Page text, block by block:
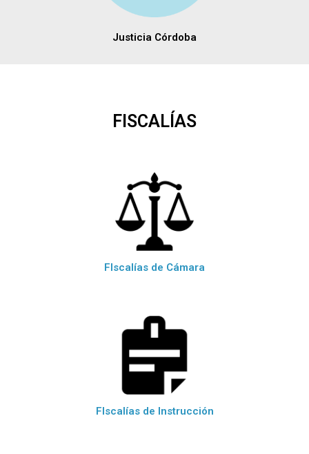
Justicia Córdoba
FISCALÍAS
FIscalías de Cámara
FIscalías de Instrucción